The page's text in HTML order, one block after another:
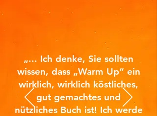
„... Ich denke, Sie sollten
wissen, dass „Warm Up“ ein
wirklich, wirklich köstliches,
gut gemachtes und
nützliches Buch ist! Ich werde